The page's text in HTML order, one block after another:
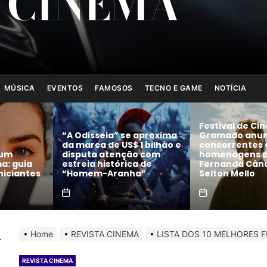
MÚSICA EVENTOS FAMOSOS TECNO E GAME NOTÍCIA
bilhão e
com
de
Festival de Cinema de
Gramado anuncia filmes
concorrentes e
homenagens a Maria
Fernanda Cândido e
Selton Mello
A amizade
revolucionária:
conheça o
videocast da
Filmes!
Home REVISTA CINEMA LISTA DOS 10 MELHORES
REVISTA CINEMA